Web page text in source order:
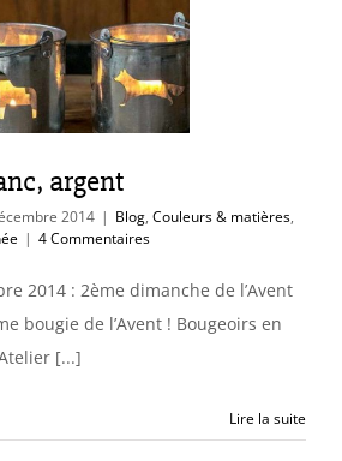
argent
2014 | Blog, Couleurs & matières,
| 4 Commentaires
2014 : 2ème dimanche de l’Avent
bougie de l’Avent ! Bougeoirs en
[...]
Lire la suite